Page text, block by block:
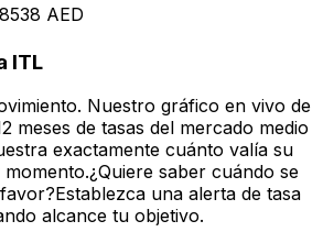
AED
ITL
Nuestro gráfico en vivo de
meses de tasas del mercado medio
exactamente cuánto valía su
saber cuándo se
una alerta de tasa
alcance tu objetivo.